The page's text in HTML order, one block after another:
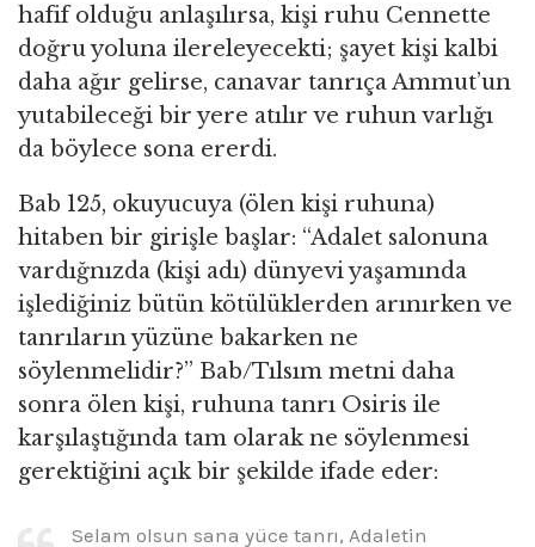
hafif olduğu anlaşılırsa, kişi ruhu Cennette
doğru yoluna ilereleyecekti; şayet kişi kalbi
daha ağır gelirse, canavar tanrıça Ammut’un
yutabileceği bir yere atılır ve ruhun varlığı
da böylece sona ererdi.
Bab 125, okuyucuya (ölen kişi ruhuna)
hitaben bir girişle başlar: “Adalet salonuna
vardığnızda (kişi adı) dünyevi yaşamında
işlediğiniz bütün kötülüklerden arınırken ve
tanrıların yüzüne bakarken ne
söylenmelidir?” Bab/Tılsım metni daha
sonra ölen kişi, ruhuna tanrı Osiris ile
karşılaştığında tam olarak ne söylenmesi
gerektiğini açık bir şekilde ifade eder:
Selam olsun sana yüce tanrı, Adaletin